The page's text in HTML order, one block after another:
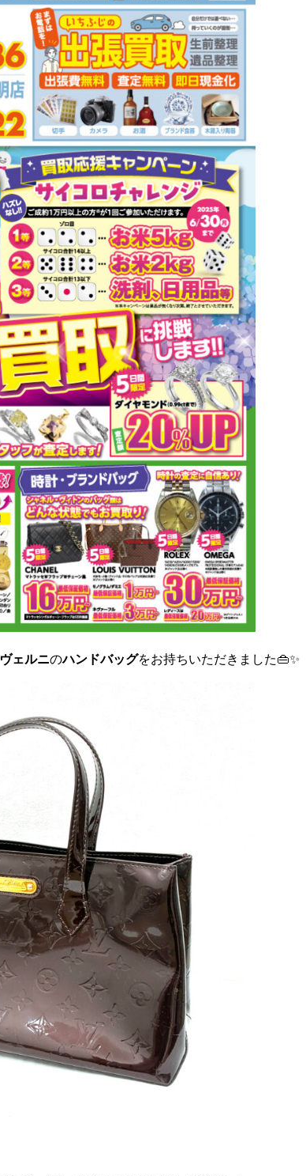
ヴェルニのハンドバッグをお持ちいただきました👜✨